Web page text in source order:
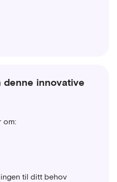
denne innovative
om:
til ditt behov